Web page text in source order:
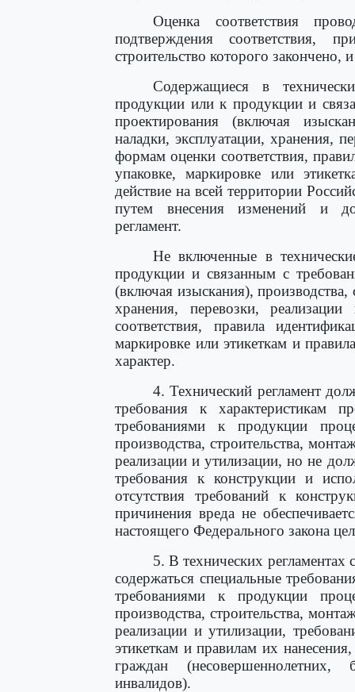
Оценка соответствия
подтверждения соответствия,
строительство которого закончено,
Содержащиеся в
продукции или к продукции и
проектирования (включая
наладки, эксплуатации, хранения,
формам оценки соответствия,
упаковке, маркировке или
действие на всей территории
путем внесения изменений и
регламент.
Не включенные в
продукции и связанным с
(включая изыскания), производства,
хранения, перевозки,
соответствия, правила
маркировке или этикеткам и
характер.
4. Технический регламент
требования к
требованиями к продукции
производства, строительства,
реализации и утилизации, но не
требования к конструкции и
отсутствия требований к
причинения вреда не
настоящего Федерального закона
5. В технических регламентах
содержаться специальные
требованиями к продукции
производства, строительства,
реализации и утилизации,
этикеткам и правилам их
граждан
инвалидов).